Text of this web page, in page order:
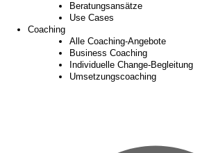
Beratungsansätze
Use Cases
Coaching
Alle Coaching-Angebote
Business Coaching
Individuelle Change-Begleitung
Umsetzungscoaching